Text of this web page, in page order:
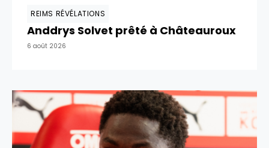
REIMS RÉVÉLATIONS
Anddrys Solvet prêté à Châteauroux
6 août 2026